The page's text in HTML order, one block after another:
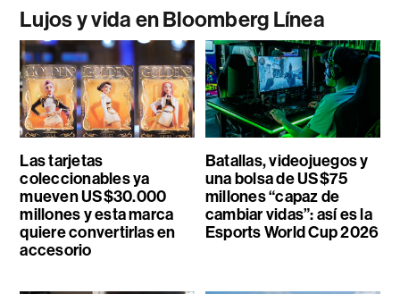
Lujos y vida en Bloomberg Línea
Las tarjetas
coleccionables ya
mueven US$30.000
millones y esta marca
quiere convertirlas en
accesorio
Batallas, videojuegos y
una bolsa de US$75
millones “capaz de
cambiar vidas”: así es la
Esports World Cup 2026